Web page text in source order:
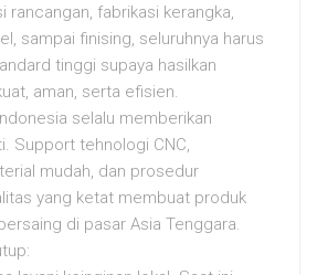
rancangan, fabrikasi kerangka,
sampai finising, seluruhnya harus
tinggi supaya hasilkan
aman, serta efisien.
selalu memberikan
Support tehnologi CNC,
mudah, dan prosedur
yang ketat membuat produk
di pasar Asia Tenggara.